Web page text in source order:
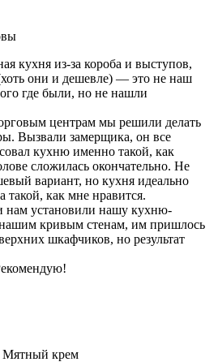
кухня из-за короба и выступов,
они и дешевле) — это не наш
где были, но не нашли
центрам мы решили делать
Вызвали замерщика, он все
кухню именно такой, как
сложилась окончательно. Не
вариант, но кухня идеально
такой, как мне нравится.
нам установили нашу кухню-
нашим кривым стенам, им пришлось
шкафчиков, но результат
Мятный крем